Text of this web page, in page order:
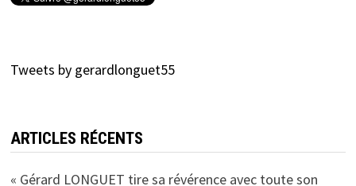
Tweets by gerardlonguet55
ARTICLES RÉCENTS
« Gérard LONGUET tire sa révérence avec toute son